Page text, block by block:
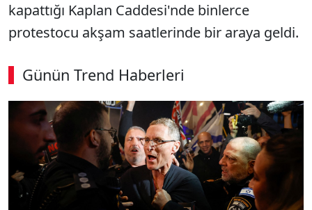
kapattığı Kaplan Caddesi'nde binlerce
protestocu akşam saatlerinde bir araya geldi.
Günün Trend Haberleri